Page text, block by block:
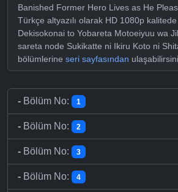
Banished Former Hero Lives as He
Türkçe altyazılı olarak HD 1080p kalitede
Dekisokonai to Yobareta Motoeiyuu wa
sareta node Sukikatte ni Ikiru Koto ni
bölümlerine seri sayfasından
- Bölüm No: 1
- Bölüm No: 2
- Bölüm No: 3
- Bölüm No: 4